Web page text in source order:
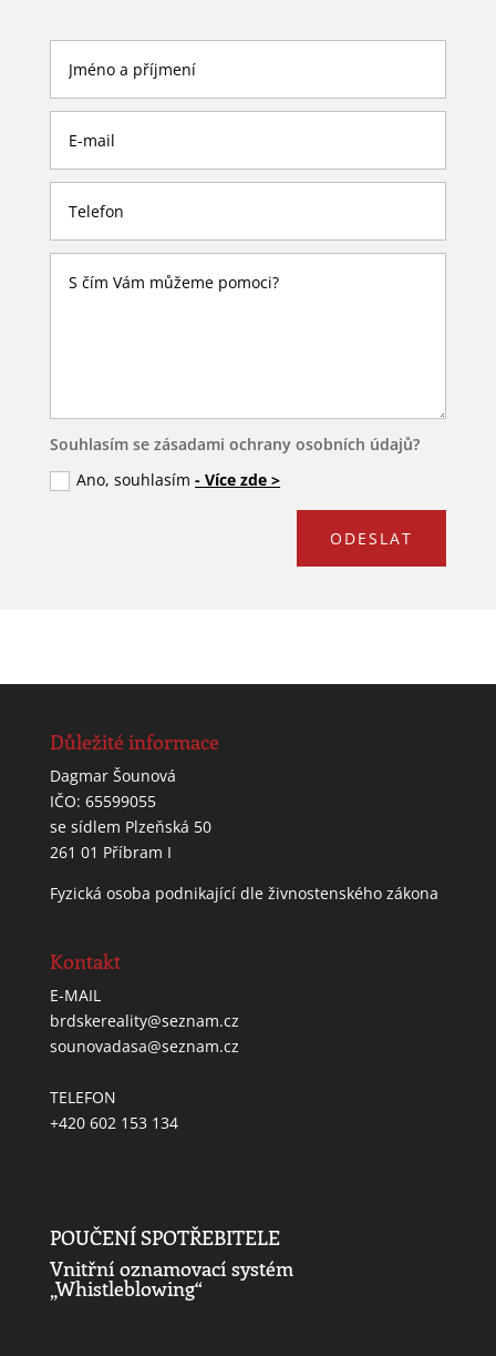
Souhlasím se zásadami ochrany osobních údajů?
Ano, souhlasím- Více zde >
ODESLAT
Důležité informace
Dagmar Šounová
IČO: 65599055
se sídlem Plzeňská 50
261 01 Příbram I
Fyzická osoba podnikající dle živnostenského zákona
Kontakt
E-MAIL
brdskereality@seznam.cz
sounovadasa@seznam.cz
TELEFON
+420 602 153 134
POUČENÍ SPOTŘEBITELE
Vnitřní oznamovací systém
„Whistleblowing“